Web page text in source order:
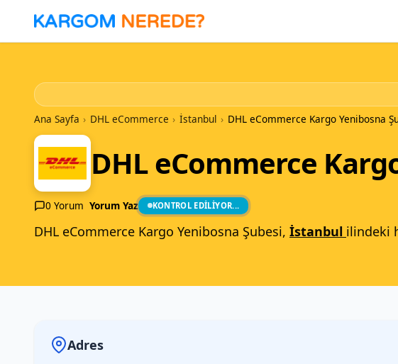
Ana Sayfa › DHL eCommerce › İstanbul › DHL eCommerce Kargo Yenibosna
DHL eCommerce
0 Yorum Yorum Yaz KONTROL EDILIYOR...
DHL eCommerce Kargo Yenibosna Şubesi, İstanbul ilindeki
Adres